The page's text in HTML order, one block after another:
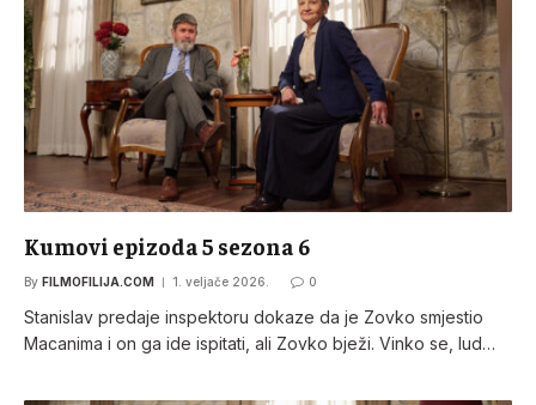
Kumovi epizoda 5 sezona 6
By FILMOFILIJA.COM 1. veljače 2026. 0
Stanislav predaje inspektoru dokaze da je Zovko smjestio
Macanima i on ga ide ispitati, ali Zovko bježi. Vinko se, lud…